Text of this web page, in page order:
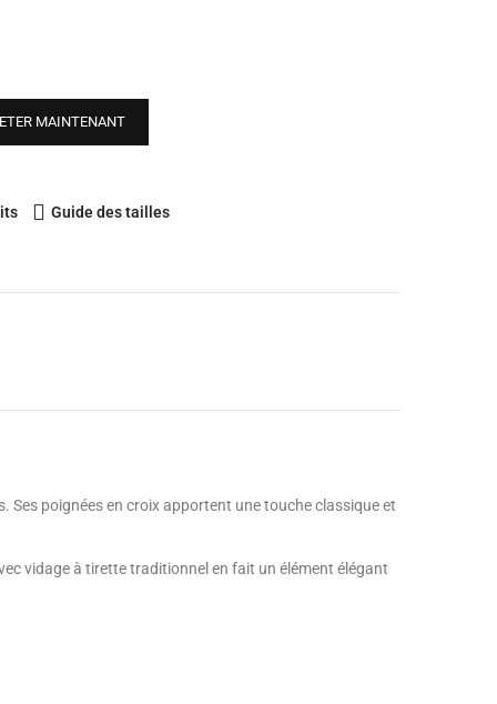
MAINTENANT
Guide des tailles
Ses poignées en croix apportent une touche classique et
vidage à tirette traditionnel en fait un élément élégant